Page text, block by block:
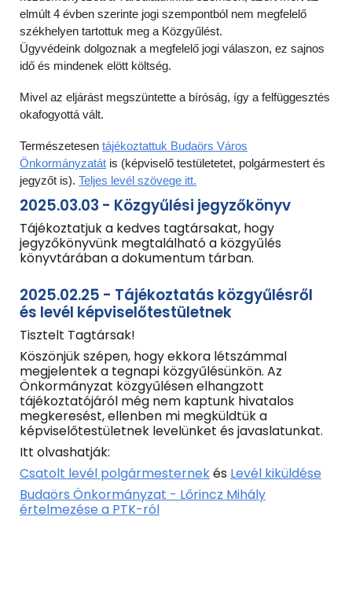
elmúlt 4 évben szerinte jogi szempontból nem megfelelő
székhelyen tartottuk meg a Közgyűlést.
Ügyvédeink dolgoznak a megfelelő jogi válaszon, ez sajnos
idő és mindenek elött költség.
Mivel az eljárást megszüntette a bíróság, így a felfüggesztés
okafogyottá vált.
Természetesentájékoztattuk Budaörs Város
Önkormányzatát is (képviselő testületetet, polgármestert és
jegyzőt is).Teljes levél szövege itt.
2025.03.03 - Közgyűlési jegyzőkönyv
Tájékoztatjuk a kedves tagtársakat, hogy
jegyzőkönyvünk megtalálható a közgyűlés
könyvtárában a dokumentum tárban.
2025.02.25 - Tájékoztatás közgyűlésről
és levél képviselőtestületnek
Tisztelt Tagtársak!
Köszönjük szépen, hogy ekkora létszámmal
megjelentek a tegnapi közgyűlésünkön. Az
Önkormányzat közgyűlésen elhangzott
tájékoztatójáról még nem kaptunk hivatalos
megkeresést, ellenben mi megküldtük a
képviselőtestületnek levelünket és javaslatunkat.
Itt olvashatják:
Csatolt levél polgármesternekés Levél kiküldése
Budaörs Önkormányzat - Lőrincz Mihály
értelmezése a PTK-ról